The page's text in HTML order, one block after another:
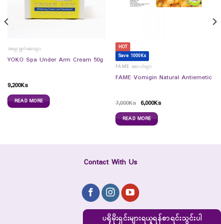
အမွှေးချွတ်ဆေးများ
YOKO Spa Under Arm Cream 50g
9,200Ks
READ MORE
HOT
Save 1000Ks
FAME ဆေးဝါးများ
FAME Vomigin Natural Antiemetic
7,000Ks 6,000Ks
READ MORE
Contact With Us
ပရိုမိုးရှင်းများရယူရန်စာရင်းသွင်းပါ